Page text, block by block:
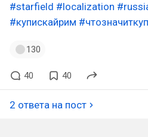
#starfield #localization
#купискайрим
130
40 40
2 ответа на пост